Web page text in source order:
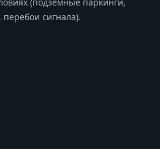
(подземные паркинги,
перебои сигнала).